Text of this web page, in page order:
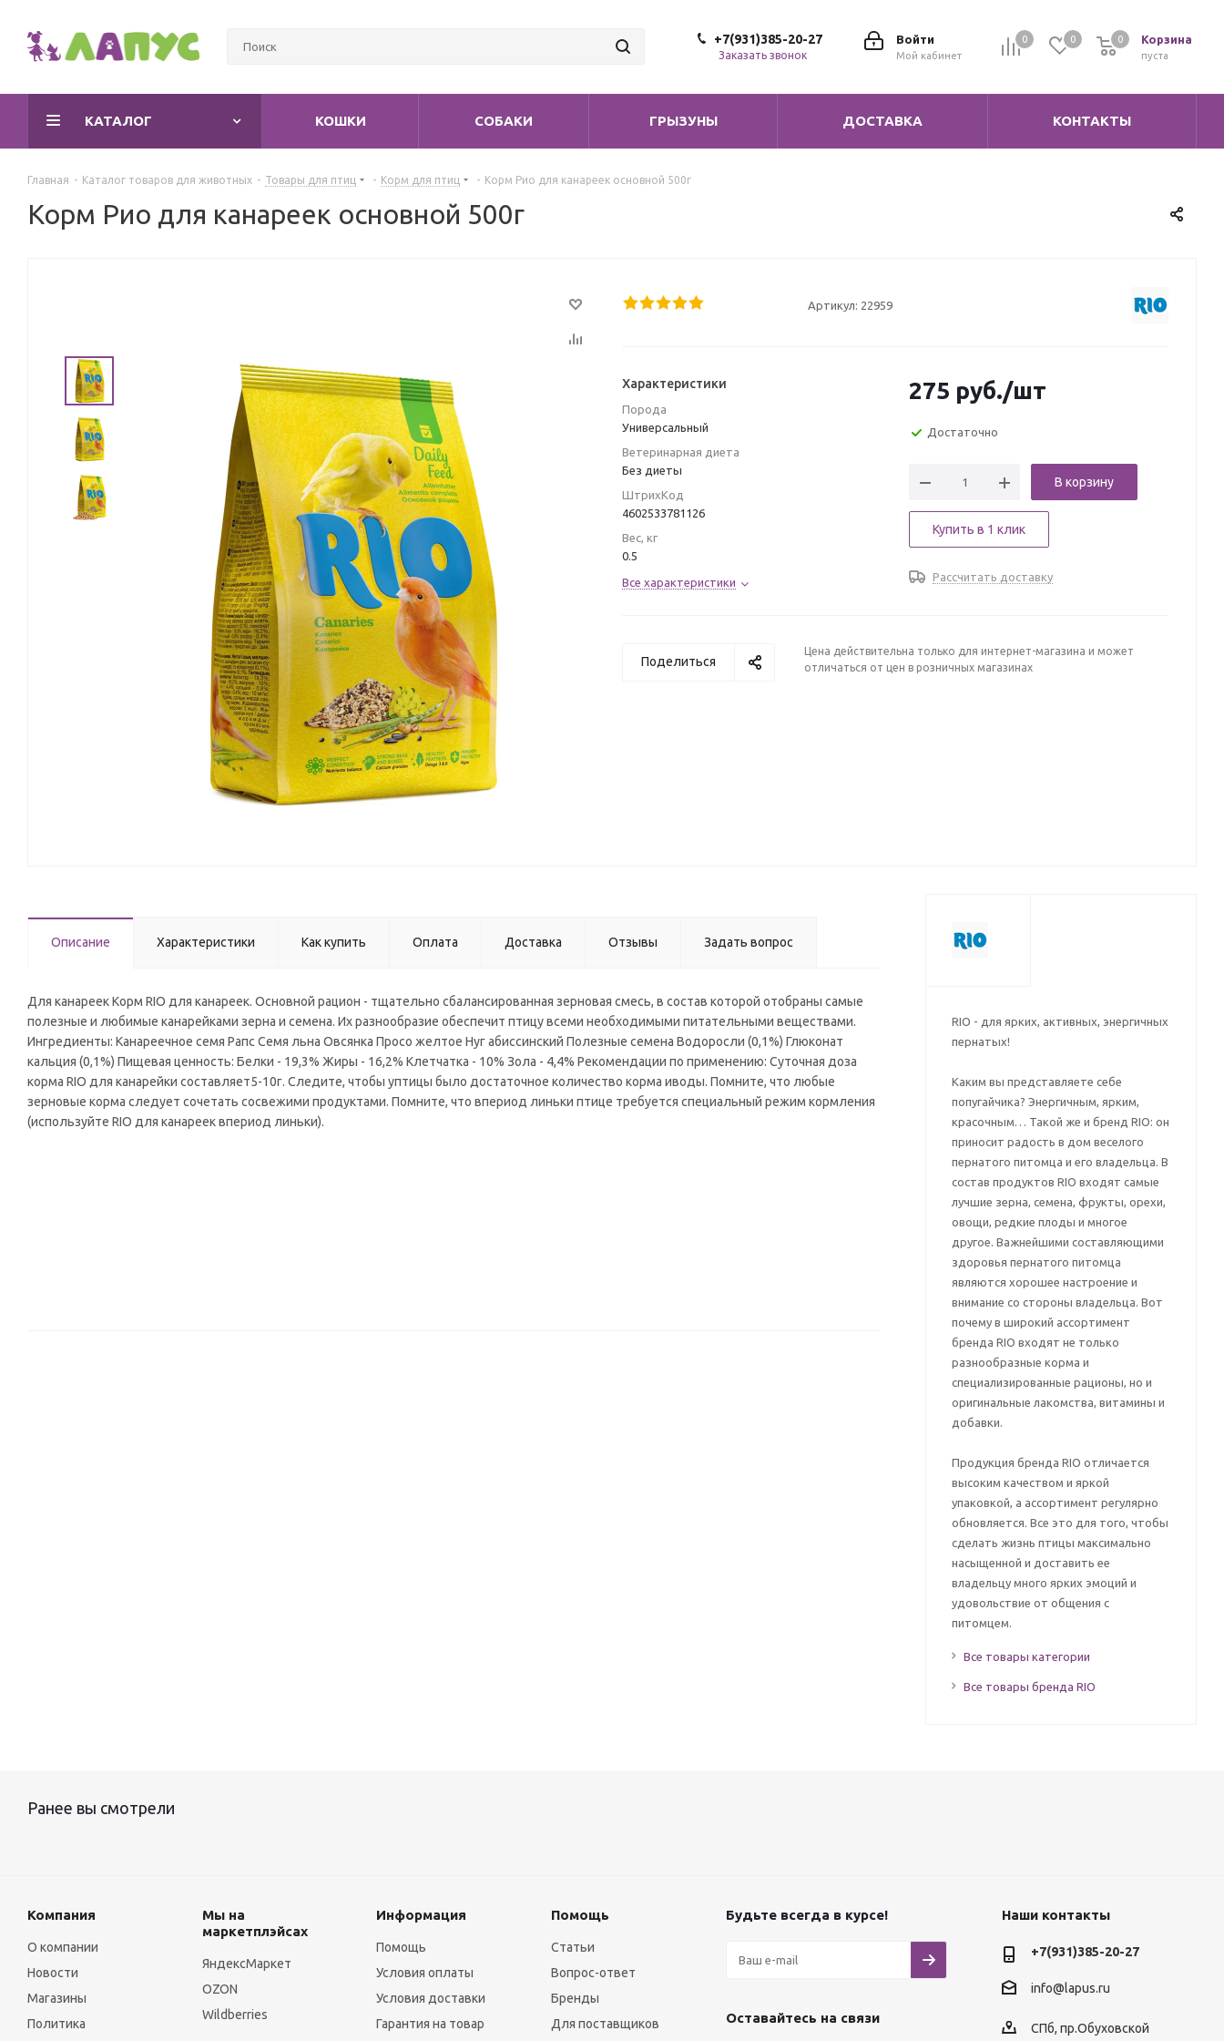
0 0 Корзина
0
пуста
0
Войти
Мой кабинет
+7(931)385-20-27
Заказать звонок
КАТАЛОГ КОШКИ СОБАКИ ГРЫЗУНЫ ДОСТАВКА КОНТАКТЫ
Главная - Каталог товаров для животных - Товары для птиц - Корм для птиц - Корм Рио для канареек основной 500г
Корм Рио для канареек основной 500г
Артикул: 22959
Характеристики
Порода
Универсальный
Ветеринарная диета
Без диеты
ШтрихКод
4602533781126
Вес, кг
0.5
Все характеристики
275 руб./шт
Достаточно
В корзину
Купить в 1 клик
Рассчитать доставку
Поделиться
Цена действительна только для интернет-магазина и может
отличаться от цен в розничных магазинах
Описание Характеристики Как купить Оплата Доставка Отзывы Задать вопрос
Для канареек Корм RIO для канареек. Основной рацион - тщательно сбалансированная зерновая смесь, в состав которой отобраны самые
полезные и любимые канарейками зерна и семена. Их разнообразие обеспечит птицу всеми необходимыми питательными веществами.
Ингредиенты: Канареечное семя Рапс Семя льна Овсянка Просо желтое Нуг абиссинский Полезные семена Водоросли (0,1%) Глюконат
кальция (0,1%) Пищевая ценность: Белки - 19,3% Жиры - 16,2% Клетчатка - 10% Зола - 4,4% Рекомендации по применению: Суточная доза
корма RIO для канарейки составляет5-10г. Следите, чтобы уптицы было достаточное количество корма иводы. Помните, что любые
зерновые корма следует сочетать сосвежими продуктами. Помните, что впериод линьки птице требуется специальный режим кормления
(используйте RIO для канареек впериод линьки).
RIO - для ярких, активных, энергичных
пернатых!
Каким вы представляете себе
попугайчика? Энергичным, ярким,
красочным… Такой же и бренд RIO: он
приносит радость в дом веселого
пернатого питомца и его владельца. В
состав продуктов RIO входят самые
лучшие зерна, семена, фрукты, орехи,
овощи, редкие плоды и многое
другое. Важнейшими составляющими
здоровья пернатого питомца
являются хорошее настроение и
внимание со стороны владельца. Вот
почему в широкий ассортимент
бренда RIO входят не только
разнообразные корма и
специализированные рационы, но и
оригинальные лакомства, витамины и
добавки.
Продукция бренда RIO отличается
высоким качеством и яркой
упаковкой, а ассортимент регулярно
обновляется. Все это для того, чтобы
сделать жизнь птицы максимально
насыщенной и доставить ее
владельцу много ярких эмоций и
удовольствие от общения с
питомцем.
Все товары категории
Все товары бренда RIO
Ранее вы смотрели
Компания
О компании
Новости
Магазины
Политика
Мы на
маркетплэйсах
ЯндексМаркет
OZON
Wildberries
Информация
Помощь
Условия оплаты
Условия доставки
Гарантия на товар
Помощь
Статьи
Вопрос-ответ
Бренды
Для поставщиков
Будьте всегда в курсе!
Оставайтесь на связи
Наши контакты
+7(931)385-20-27
info@lapus.ru
СПб, пр.Обуховской